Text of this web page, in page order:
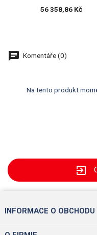
56 358,86 Kč
Komentáře (0)
Na tento produkt
exit_to_app
INFORMACE O OBCHODU